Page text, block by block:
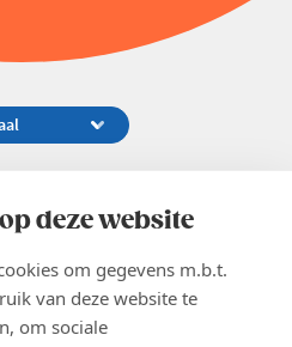
deze website
om gegevens m.b.t.
van deze website te
om sociale